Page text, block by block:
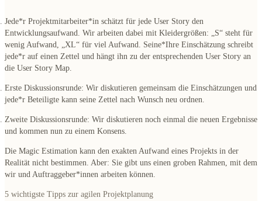
Jede*r Projektmitarbeiter*in schätzt für jede User Story den
Entwicklungsaufwand. Wir arbeiten dabei mit Kleidergrößen: „S“ steht für
wenig Aufwand, „XL“ für viel Aufwand. Seine*Ihre Einschätzung schreibt
jede*r auf einen Zettel und hängt ihn zu der entsprechenden User Story an
die User Story Map.
Erste Diskussionsrunde: Wir diskutieren gemeinsam die Einschätzungen und
jede*r Beteiligte kann seine Zettel nach Wunsch neu ordnen.
Zweite Diskussionsrunde: Wir diskutieren noch einmal die neuen Ergebnisse
und kommen nun zu einem Konsens.
Die Magic Estimation kann den exakten Aufwand eines Projekts in der
Realität nicht bestimmen. Aber: Sie gibt uns einen groben Rahmen, mit dem
wir und Auftraggeber*innen arbeiten können.
5 wichtigste Tipps zur agilen Projektplanung